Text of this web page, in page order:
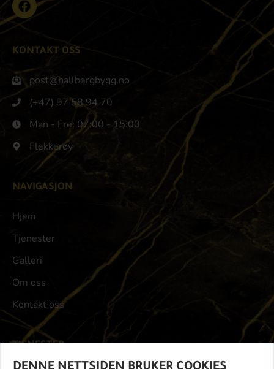
KONTAKT OSS
post@hallbergbygg.no
(+47) 97 58 94 70
Man - Fre: 07:00 - 15:00
Flekkerøy
NAVIGASJON
Hjem
Tjenester
Galleri
Om oss
Kontakt oss
TJENESTER